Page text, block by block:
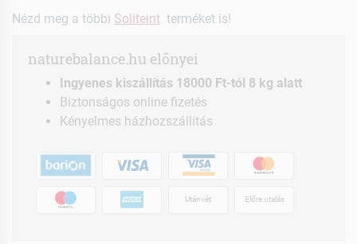
Nézd meg a többi Soliteint terméket is!
naturebalance.hu előnyei
Ingyenes kiszállítás 18000 Ft-tól 8 kg alatt
Biztonságos online fizetés
Kényelmes házhozszállítás
Utánvét Előre utalás